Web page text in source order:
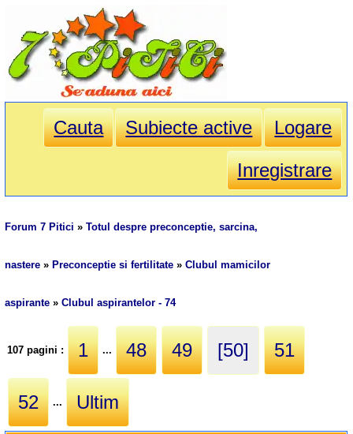
Cauta Subiecte active
Logare
Inregistrare
Forum 7 Pitici »Totul despre preconceptie, sarcina,
nastere » Preconceptie si fertilitate »Clubul mamicilor
aspirante »Clubul aspirantelor - 74
107 pagini : 1 ... 48 49 [50] 51
52 ... Ultim